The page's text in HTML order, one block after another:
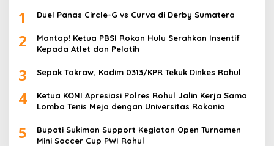
1 Duel Panas Circle-G vs Curva di Derby Sumatera
2
Mantap! Ketua PBSI Rokan Hulu Serahkan Insentif
Kepada Atlet dan Pelatih
3 Sepak Takraw, Kodim 0313/KPR Tekuk Dinkes Rohul
4
Ketua KONI Apresiasi Polres Rohul Jalin Kerja Sama
Lomba Tenis Meja dengan Universitas Rokania
5
Bupati Sukiman Support Kegiatan Open Turnamen
Mini Soccer Cup PWI Rohul